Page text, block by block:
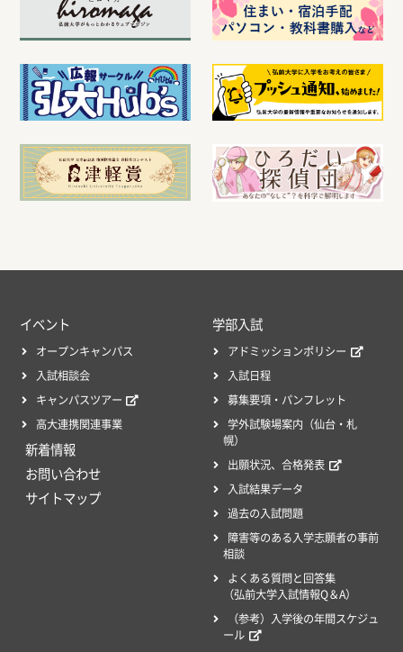
イベント
オープンキャンパス
入試相談会
キャンパスツアー
高大連携関連事業
新着情報
お問い合わせ
サイトマップ
学部入試
アドミッションポリシー
学外試験場案内（仙台・札
幌）
入試日程
募集要項・パンフレット
出願状況、合格発表
入試結果データ
過去の入試問題
障害等のある入学志願者の事前
相談
よくある質問と回答集
（弘前大学入試情報Q＆A）
（参考）入学後の年間スケジュ
ール